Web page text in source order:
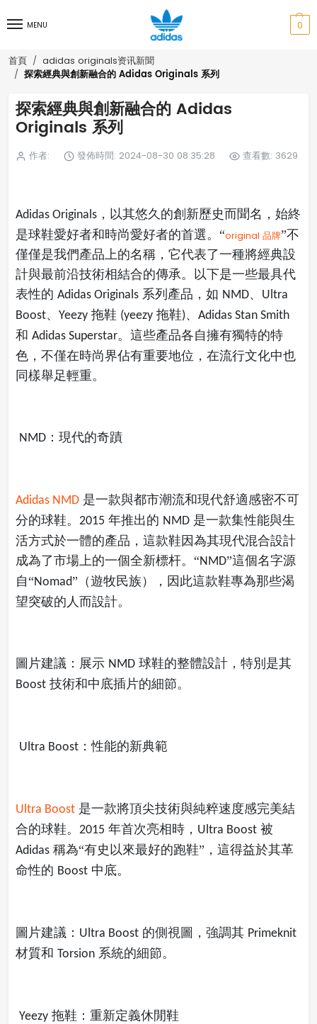
MENU 0
首頁 adidas originals资讯新聞
探索經典與創新融合的 Adidas Originals 系列
探索經典與創新融合的 Adidas
Originals 系列
作者: 發佈時間: 2024-08-30 08:35:28 查看數: 3629
Adidas Originals ，以其悠久的創新歷史而聞名，始終
是球鞋愛好者和時尚愛好者的首選。“original 品牌”不
僅僅是我們產品上的名稱，它代表了一種將經典設
計與最前沿技術相結合的傳承。以下是一些最具代
表性的 Adidas Originals 系列產品，如 NMD、 Ultra
Boost、 Yeezy 拖鞋 (yeezy 拖鞋)、 Adidas Stan Smith
和 Adidas Superstar。這些產品各自擁有獨特的特
色，不僅在時尚界佔有重要地位，在流行文化中也
同樣舉足輕重。
NMD ：現代的奇蹟
Adidas NMD 是一款與都市潮流和現代舒適感密不可
分的球鞋。 2015 年推出的 NMD 是一款集性能與生
活方式於一體的產品，這款鞋因為其現代混合設計
成為了市場上的一個全新標杆。“NMD”這個名字源
自“Nomad”（遊牧民族），因此這款鞋專為那些渴
望突破的人而設計。
圖片建議：展示 NMD 球鞋的整體設計，特別是其
Boost 技術和中底插片的細節。
Ultra Boost ：性能的新典範
Ultra Boost 是一款將頂尖技術與純粹速度感完美結
合的球鞋。 2015 年首次亮相時， Ultra Boost 被
Adidas 稱為“有史以來最好的跑鞋”，這得益於其革
命性的 Boost 中底。
圖片建議： Ultra Boost 的側視圖，強調其 Primeknit
材質和 Torsion 系統的細節。
Yeezy 拖鞋：重新定義休閒鞋